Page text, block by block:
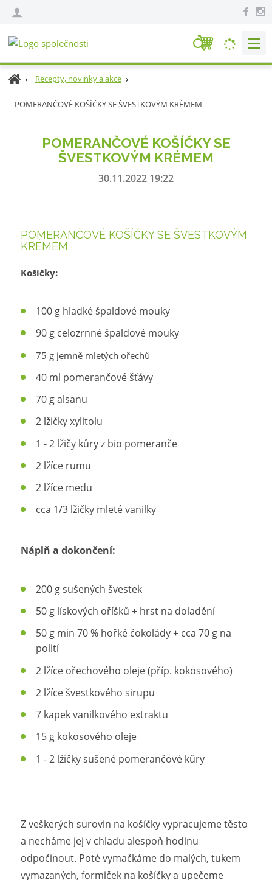
V
d
t
Ú
o
d
Recepty, novinky a akce
POMERANČOVÉ KOŠÍČKY SE ŠVESTKOVÝM KRÉMEM
POMERANČOVÉ KOŠÍČKY SE
ŠVESTKOVÝM KRÉMEM
30.11.2022 19:22
POMERANČOVÉ KOŠÍČKY SE ŠVESTKOVÝM
KRÉMEM
Košíčky:
100 g hladké špaldové mouky
90 g celozrnné špaldové mouky
75 g jemně mletých ořechů
40 ml pomerančové šťávy
70 g alsanu
2 lžičky xylitolu
1 - 2 lžičy kůry z bio pomeranče
2 lžíce rumu
2 lžíce medu
cca 1/3 lžičky mleté vanilky
Náplň a dokončení:
200 g sušených švestek
50 g lískových oříšků + hrst na doladění
50 g min 70 % hořké čokolády + cca 70 g na
polití
2 lžíce ořechového oleje (příp. kokosového)
2 lžíce švestkového sirupu
7 kapek vanilkového extraktu
15 g kokosového oleje
1 - 2 lžičky sušené pomerančové kůry
Z veškerých surovin na košíčky vypracujeme těsto
a necháme jej v chladu alespoň hodinu
odpočinout. Poté vymačkáme do malých, tukem
vymazaných, formiček na košíčky a upečeme